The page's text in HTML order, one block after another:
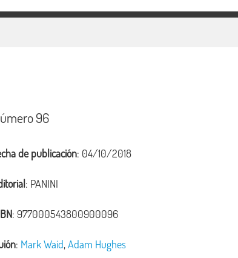
96
de publicación: 04/10/2018
: PANINI
: 977000543800900096
: Mark Waid,Adam Hughes